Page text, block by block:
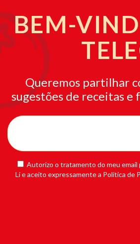
BEM-
Queremos partilhar
sugestões de receitas e
Autorizo o tratamento do meu
Li e aceito expressamente a Política de